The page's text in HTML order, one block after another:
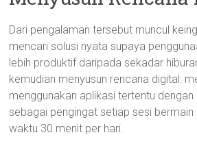
Dari pengalaman tersebut muncul
mencari solusi nyata supaya
lebih produktif daripada sekadar
kemudian menyusun rencana digital:
menggunakan aplikasi tertentu
sebagai pengingat setiap sesi
waktu 30 menit per hari.